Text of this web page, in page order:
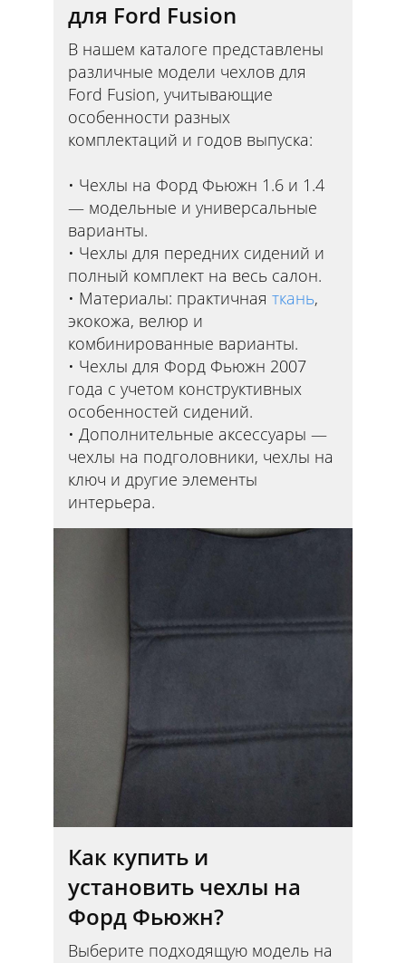
для Ford Fusion
В нашем каталоге представлены
различные модели чехлов для
Ford Fusion, учитывающие
особенности разных
комплектаций и годов выпуска:
Чехлы на Форд Фьюжн 1.6 и 1.4
— модельные и универсальные
варианты.
Чехлы для передних сидений и
полный комплект на весь салон.
Материалы: практичная ткань,
экокожа, велюр и
комбинированные варианты.
Чехлы для Форд Фьюжн 2007
года с учетом конструктивных
особенностей сидений.
Дополнительные аксессуары —
чехлы на подголовники, чехлы на
ключ и другие элементы
интерьера.
Как купить и
установить чехлы на
Форд Фьюжн?
Выберите подходящую модель на